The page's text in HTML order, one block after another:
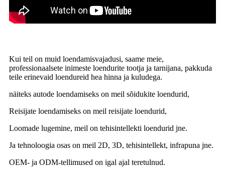
Kui teil on muid loendamisvajadusi, saame meie,
professionaalsete inimeste loendurite tootja ja tarnijana, pakkuda
teile erinevaid loendureid hea hinna ja kuludega.
näiteks autode loendamiseks on meil sõidukite loendurid,
Reisijate loendamiseks on meil reisijate loendurid,
Loomade lugemine, meil on tehisintellekti loendurid jne.
Ja tehnoloogia osas on meil 2D, 3D, tehisintellekt, infrapuna jne.
OEM- ja ODM-tellimused on igal ajal teretulnud.